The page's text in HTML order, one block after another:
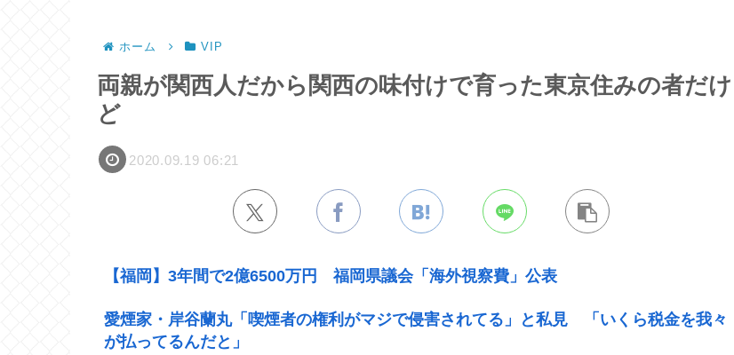
ホーム VIP
両親が関西人だから関西の味付けで育った東京住みの者だけ
ど
2020.09.19 06:21
【福岡】3年間で2億6500万円 福岡県議会「海外視察費」公表
愛煙家・岸谷蘭丸「喫煙者の権利がマジで侵害されてる」と私見 「いくら税金を我々
が払ってるんだと」